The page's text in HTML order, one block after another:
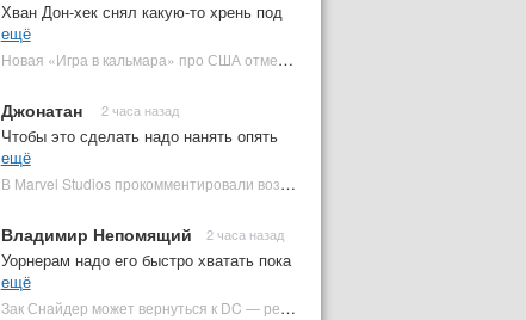
Хван Дон-хек снял какую-то хрень под
ещё
Новая «Игра в кальмара» про США отменена | Plugged In Ru
Джонатан 2 часа назад
Чтобы это сделать надо нанять опять
ещё
В Marvel Studios прокомментировали возвращение Канга на экраны | Plugged In Ru
Владимир Непомящий 2 часа назад
Уорнерам надо его быстро хватать пока
ещё
Зак Снайдер может вернуться к DC — режиссер общался с Warner Bros. (фото) | Plugged In Ru